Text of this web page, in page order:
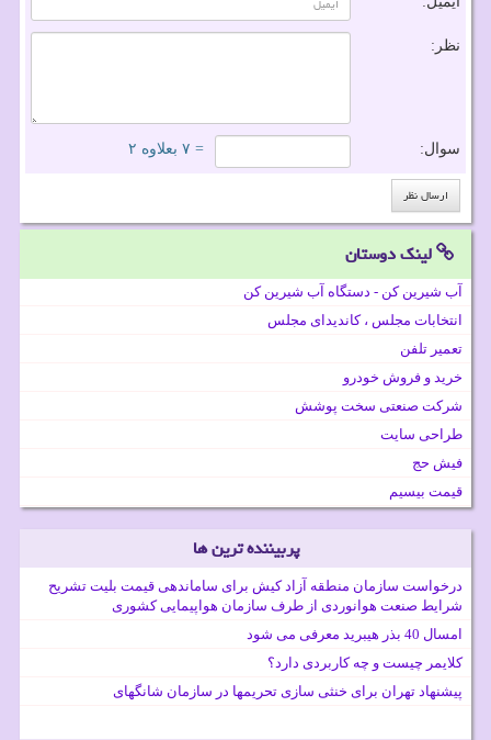
نظر:
سوال: = ۷ بعلاوه ۲
لینک دوستان
آب شیرین کن - دستگاه آب شیرین کن
انتخابات مجلس ، کاندیدای مجلس
تعمیر تلفن
خرید و فروش خودرو
شرکت صنعتی سخت پوشش
طراحی سایت
فیش حج
قیمت بیسیم
پربیننده ترین ها
درخواست سازمان منطقه آزاد کیش برای ساماندهی قیمت بلیت تشریح
شرایط صنعت هوانوردی از طرف سازمان هواپیمایی کشوری
امسال 40 بذر هیبرید معرفی می شود
کلایمر چیست و چه کاربردی دارد؟
پیشنهاد تهران برای خنثی سازی تحریمها در سازمان شانگهای